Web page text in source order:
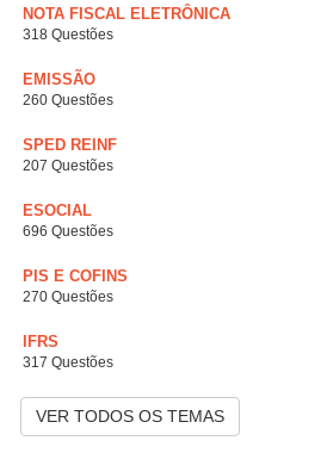
NOTA FISCAL ELETRÔNICA
318 Questões
EMISSÃO
260 Questões
SPED REINF
207 Questões
ESOCIAL
696 Questões
PIS E COFINS
270 Questões
IFRS
317 Questões
VER TODOS OS TEMAS